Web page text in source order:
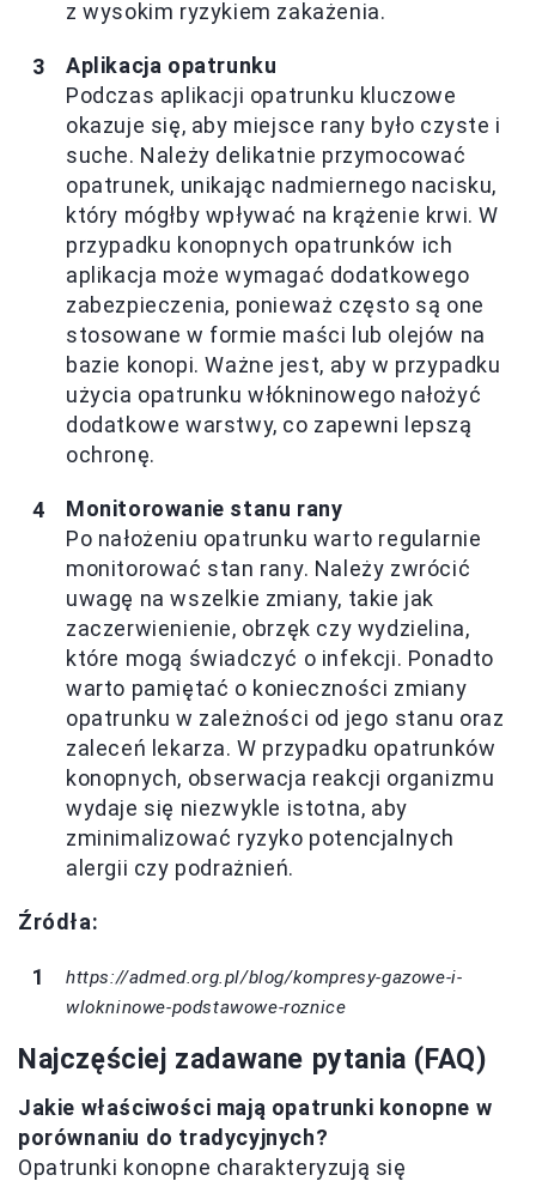
z wysokim ryzykiem zakażenia.
Aplikacja opatrunku
Podczas aplikacji opatrunku kluczowe
okazuje się, aby miejsce rany było czyste i
suche. Należy delikatnie przymocować
opatrunek, unikając nadmiernego nacisku,
który mógłby wpływać na krążenie krwi. W
przypadku konopnych opatrunków ich
aplikacja może wymagać dodatkowego
zabezpieczenia, ponieważ często są one
stosowane w formie maści lub olejów na
bazie konopi. Ważne jest, aby w przypadku
użycia opatrunku włókninowego nałożyć
dodatkowe warstwy, co zapewni lepszą
ochronę.
Monitorowanie stanu rany
Po nałożeniu opatrunku warto regularnie
monitorować stan rany. Należy zwrócić
uwagę na wszelkie zmiany, takie jak
zaczerwienienie, obrzęk czy wydzielina,
które mogą świadczyć o infekcji. Ponadto
warto pamiętać o konieczności zmiany
opatrunku w zależności od jego stanu oraz
zaleceń lekarza. W przypadku opatrunków
konopnych, obserwacja reakcji organizmu
wydaje się niezwykle istotna, aby
zminimalizować ryzyko potencjalnych
alergii czy podrażnień.
Źródła:
https://admed.org.pl/blog/kompresy-gazowe-i-
wlokninowe-podstawowe-roznice
Najczęściej zadawane pytania (FAQ)
Jakie właściwości mają opatrunki konopne w
porównaniu do tradycyjnych?
Opatrunki konopne charakteryzują się